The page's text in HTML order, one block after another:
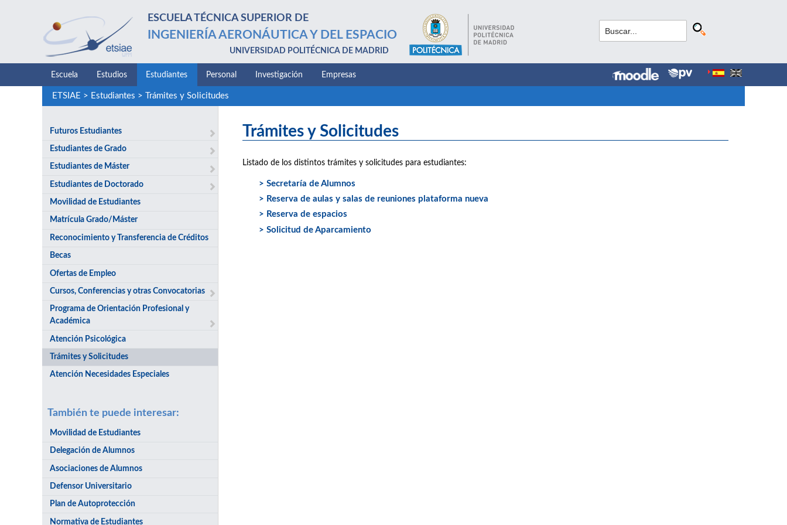
ESCUELA TÉCNICA SUPERIOR DE
INGENIERÍA AERONÁUTICA Y DEL ESPACIO
UNIVERSIDAD POLITÉCNICA DE MADRID
Escuela Estudios Estudiantes Personal Investigación Empresas
ETSIAE > Estudiantes > Trámites y Solicitudes
Futuros Estudiantes
Estudiantes de Grado
Estudiantes de Máster
Estudiantes de Doctorado
Movilidad de Estudiantes
Matrícula Grado/Máster
Reconocimiento y Transferencia de Créditos
Becas
Ofertas de Empleo
Cursos, Conferencias y otras Convocatorias
Programa de Orientación Profesional y
Académica
Atención Psicológica
Trámites y Solicitudes
Atención Necesidades Especiales
También te puede interesar:
Movilidad de Estudiantes
Delegación de Alumnos
Asociaciones de Alumnos
Defensor Universitario
Plan de Autoprotección
Normativa de Estudiantes
Trámites y Solicitudes
Listado de los distintos trámites y solicitudes para estudiantes:
> Secretaría de Alumnos
> Reserva de aulas y salas de reuniones plataforma nueva
> Reserva de espacios
> Solicitud de Aparcamiento